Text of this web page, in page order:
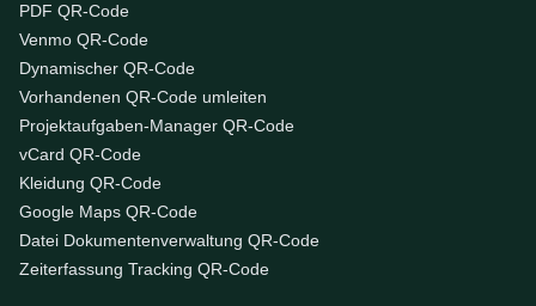
PDF QR-Code
Venmo QR-Code
Dynamischer QR-Code
Vorhandenen QR-Code umleiten
Projektaufgaben-Manager QR-Code
vCard QR-Code
Kleidung QR-Code
Google Maps QR-Code
Datei Dokumentenverwaltung QR-Code
Zeiterfassung Tracking QR-Code